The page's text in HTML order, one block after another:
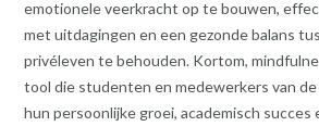
emotionele veerkracht op te bouwen,
met uitdagingen en een gezonde balans
privéleven te behouden. Kortom,
tool die studenten en medewerkers van
hun persoonlijke groei, academisch succes